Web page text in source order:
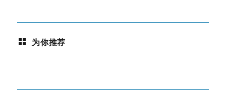
为你推荐